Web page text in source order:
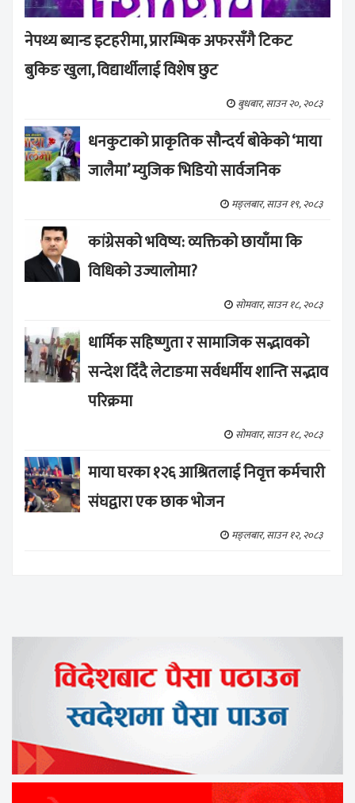
नेपथ्य ब्यान्ड इटहरीमा, प्रारम्भिक अफरसँगै टिकट
बुकिङ खुला, विद्यार्थीलाई विशेष छुट
बुधबार, साउन २०, २०८३
धनकुटाको प्राकृतिक सौन्दर्य बोकेको ‘माया
जालैमा’ म्युजिक भिडियो सार्वजनिक
मङ्लबार, साउन १९, २०८३
कांग्रेसको भविष्य: व्यक्तिको छायाँमा कि
विधिको उज्यालोमा?
सोमवार, साउन १८, २०८३
धार्मिक सहिष्णुता र सामाजिक सद्भावको
सन्देश दिँदै लेटाङमा सर्वधर्मीय शान्ति सद्भाव
परिक्रमा
सोमवार, साउन १८, २०८३
माया घरका १२६ आश्रितलाई निवृत्त कर्मचारी
संघद्वारा एक छाक भोजन
मङ्लबार, साउन १२, २०८३